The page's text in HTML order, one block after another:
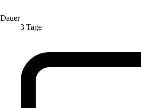
Dauer
3 Tage